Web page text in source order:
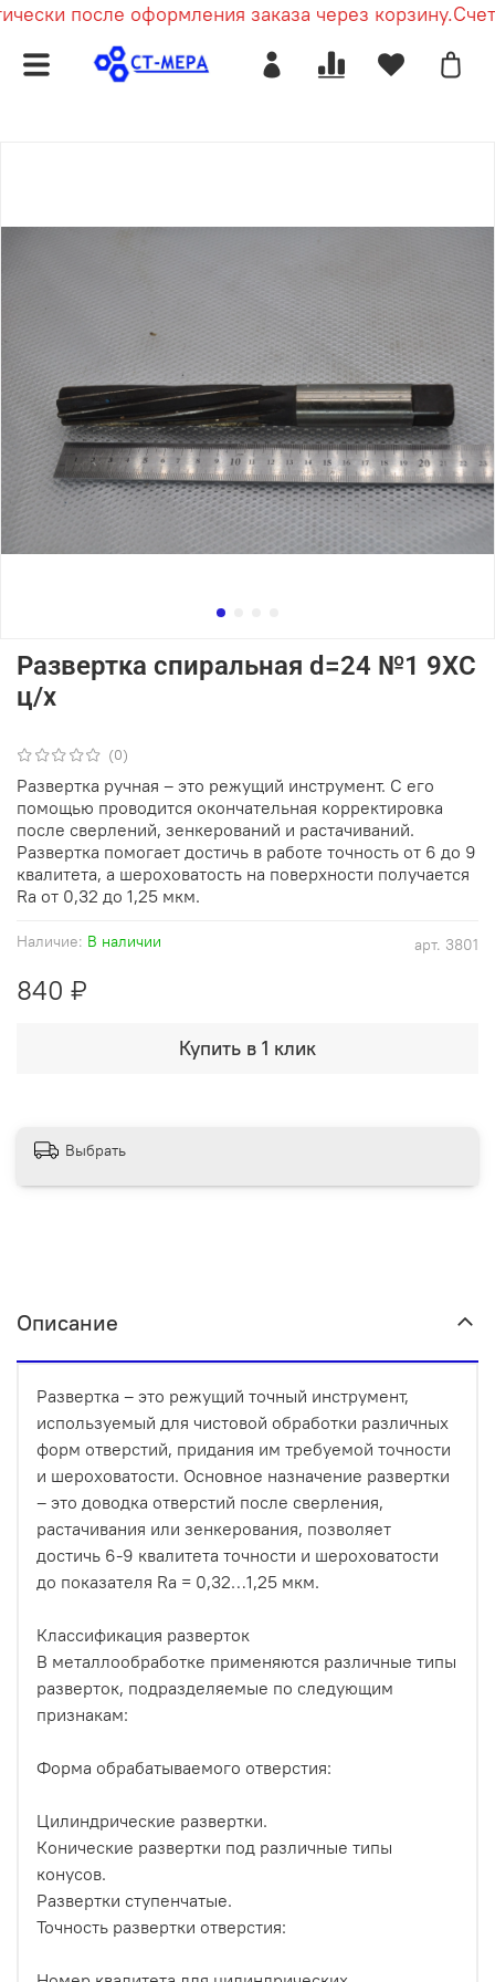
после оформления заказа через корзину.Счет
(0)
арт. 3801
Наличие: В наличии
Развертка спиральная d=24 №1 9ХС
ц/х
840 ₽
Купить в 1 клик
Развертка ручная – это режущий инструмент. С его
помощью проводится окончательная корректировка
после сверлений, зенкерований и растачиваний.
Развертка помогает достичь в работе точность от 6 до 9
квалитета, а шероховатость на поверхности получается
Ra от 0,32 до 1,25 мкм.
Выбрать
Описание
Развертка – это режущий точный инструмент,
используемый для чистовой обработки различных
форм отверстий, придания им требуемой точности
и шероховатости. Основное назначение развертки
– это доводка отверстий после сверления,
растачивания или зенкерования, позволяет
достичь 6-9 квалитета точности и шероховатости
до показателя Ra = 0,32…1,25 мкм.
Классификация разверток
В металлообработке применяются различные типы
разверток, подразделяемые по следующим
признакам:
Форма обрабатываемого отверстия:
Цилиндрические развертки.
Конические развертки под различные типы
конусов.
Развертки ступенчатые.
Точность развертки отверстия: